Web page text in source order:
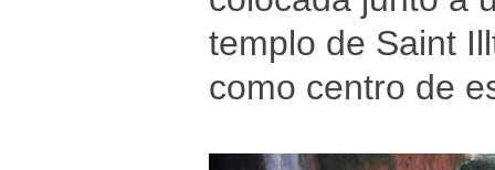
templo de Saint
como centro de